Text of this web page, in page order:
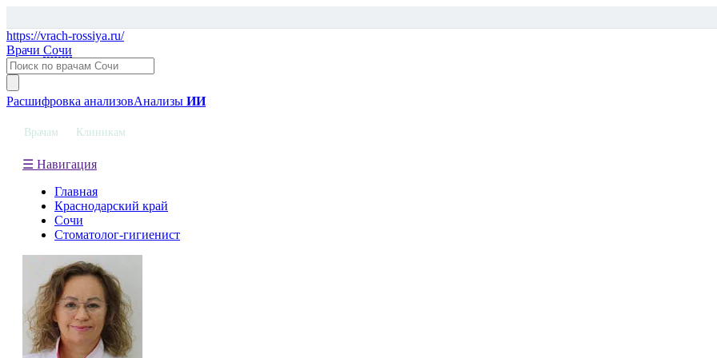
https://vrach-rossiya.ru/
Врачи Сочи
Расшифровка анализовАнализы ИИ
Врачам Клиникам
☰ Навигация
Главная
Краснодарский край
Сочи
Стоматолог-гигиенист